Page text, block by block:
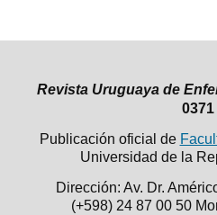
Revista Uruguaya de
0371
Publicación oficial de
Universidad de la
Dirección: Av. Dr.
(+598) 24 87 00 50